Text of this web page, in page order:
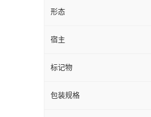
形态
宿主
标记物
包装规格